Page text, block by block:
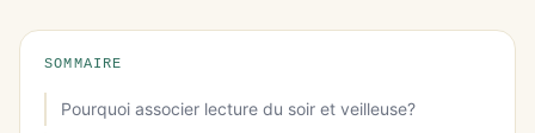
SOMMAIRE
Pourquoi associer lecture du soir et veilleuse?